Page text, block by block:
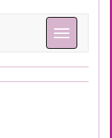
Toggle
navigation